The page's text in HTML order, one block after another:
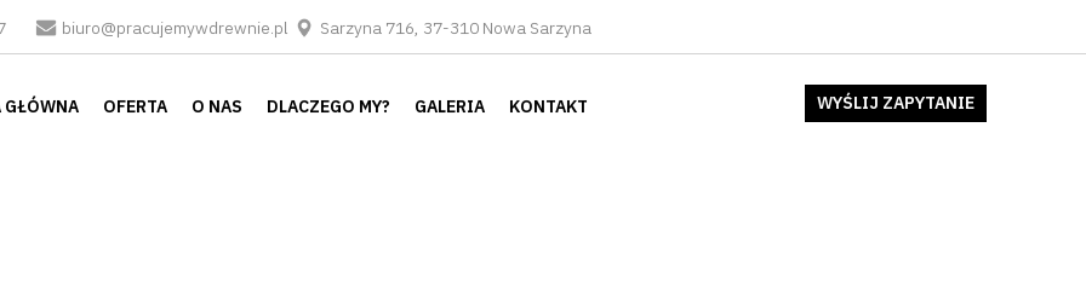
biuro@pracujemywdrewnie.pl Sarzyna 716, 37-310 Nowa Sarzyna
GŁÓWNA OFERTA O NAS DLACZEGO MY? GALERIA KONTAKT WYŚLIJ ZAPYTANIE×
STRONA GŁÓWNA